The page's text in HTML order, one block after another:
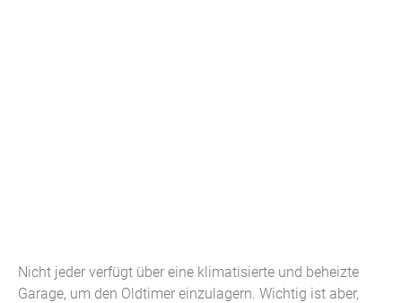
Nicht jeder verfügt über eine klimatisierte und beheizte
Garage, um den Oldtimer einzulagern. Wichtig ist aber,